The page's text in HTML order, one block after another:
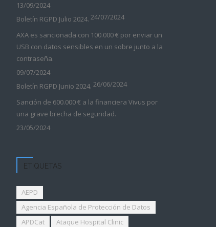
13/09/2024
Boletín RGPD Julio 2024. 24/07/2024
AXA es sancionada con 100.000 € por enviar un
USB con datos sensibles en un sobre junto a la
contraseña.
09/07/2024
Boletín RGPD Junio 2024. 26/06/2024
Sanción de 600.000 € a la financiera Vivus por
una grave brecha de seguridad.
23/05/2024
ETIQUETAS
AEPD
Agencia Española de Protección de Datos
APDCat
Ataque Hospital Clinic